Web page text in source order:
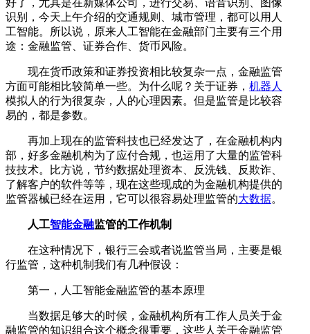
识别，今天上午介绍的交通规则、城市管理，都可以用人
工智能。所以说，原来人工智能在金融部门主要有三个用
途：金融监管、证券合作、货币风险。
现在货币政策和证券投资相比较复杂一点，金融监管
方面可能相比较简单一些。为什么呢？关于证券， 机器人
模拟人的行为很复杂，人的心理因素。但是监管是比较容
易的，都是参数。
再加上现在的监管科技也已经发达了，在金融机构内
部，好多金融机构为了应付合规，也运用了大量的监管科
技技术。比方说，节约数据处理资本、反洗钱、反欺诈、
了解客户的软件等等，现在这些现成的为金融机构提供的
监管器械已经在运用，它可以很容易处理监管的大数据。
人工智能金融监管的工作机制
在这种情况下，银行三会或者说监管当局，主要是银
行监管，这种机制我们有几种假设：
第一，人工智能金融监管的基本原理
当数据足够大的时候，金融机构所有工作人员关于金
融监管的知识组合这个概念很重要，这些人关于金融监管